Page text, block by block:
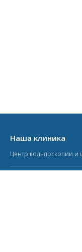
Наша клиника
Центр кольпоскопии и